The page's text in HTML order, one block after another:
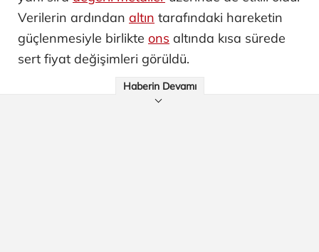
Verilerin ardından altın tarafındaki hareketin
güçlenmesiyle birlikte ons altında kısa sürede
sert fiyat değişimleri görüldü.
Haberin Devamı